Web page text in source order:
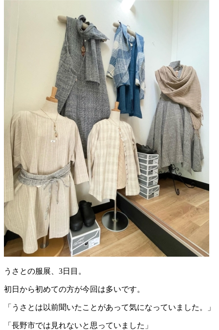
うさとの服展、3日目。
初日から初めての方が今回は多いです。
「うさとは以前聞いたことがあって気になっていました。」
「長野市では見れないと思っていました」